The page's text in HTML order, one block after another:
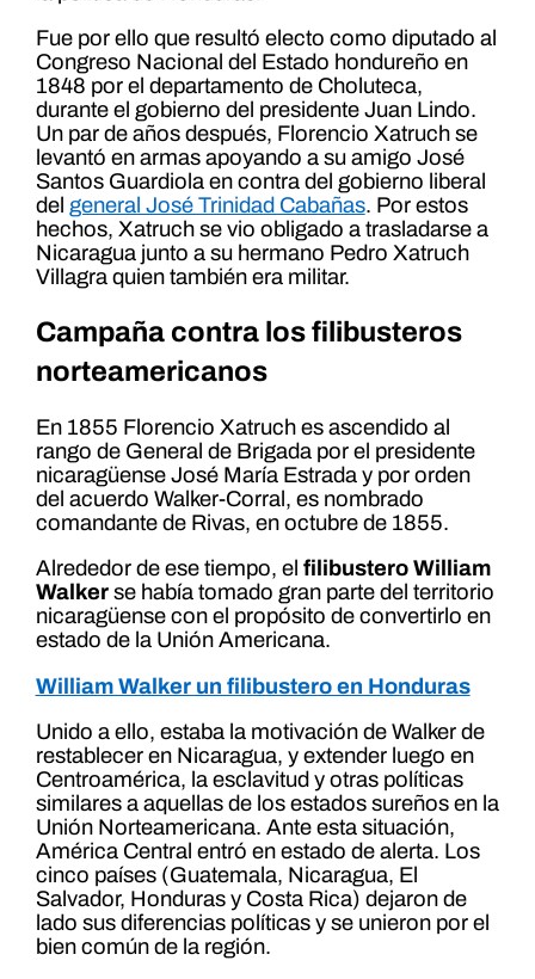
Fue por ello que resultó electo como diputado al
Congreso Nacional del Estado hondureño en
1848 por el departamento de Choluteca,
durante el gobierno del presidente Juan Lindo.
Un par de años después, Florencio Xatruch se
levantó en armas apoyando a su amigo José
Santos Guardiola en contra del gobierno liberal
del general José Trinidad Cabañas. Por estos
hechos, Xatruch se vio obligado a trasladarse a
Nicaragua junto a su hermano Pedro Xatruch
Villagra quien también era militar.
Campaña contra los filibusteros
norteamericanos
En 1855 Florencio Xatruch es ascendido al
rango de General de Brigada por el presidente
nicaragüense José María Estrada y por orden
del acuerdo Walker-Corral, es nombrado
comandante de Rivas, en octubre de 1855.
Alrededor de ese tiempo, el filibustero William
Walker se había tomado gran parte del territorio
nicaragüense con el propósito de convertirlo en
estado de la Unión Americana.
William Walker un filibustero en Honduras
Unido a ello, estaba la motivación de Walker de
restablecer en Nicaragua, y extender luego en
Centroamérica, la esclavitud y otras políticas
similares a aquellas de los estados sureños en la
Unión Norteamericana. Ante esta situación,
América Central entró en estado de alerta. Los
cinco países (Guatemala, Nicaragua, El
Salvador, Honduras y Costa Rica) dejaron de
lado sus diferencias políticas y se unieron por el
bien común de la región.